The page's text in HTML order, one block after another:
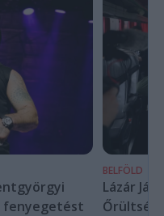
fenyegetést
BELFÖLD
Lázár
Őrültség